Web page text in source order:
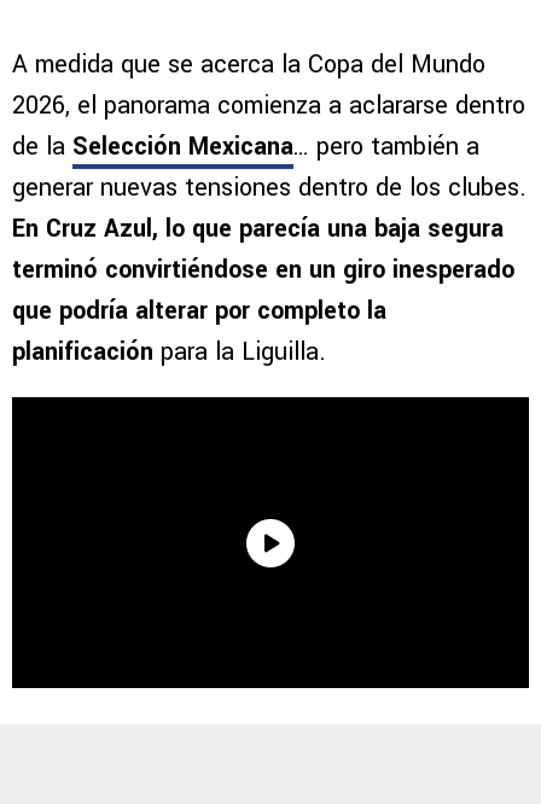
A medida que se acerca la Copa del Mundo
2026, el panorama comienza a aclararse dentro
de la Selección Mexicana… pero también a
generar nuevas tensiones dentro de los clubes.
En Cruz Azul, lo que parecía una baja segura
terminó convirtiéndose en un giro inesperado
que podría alterar por completo la
planificación para la Liguilla.